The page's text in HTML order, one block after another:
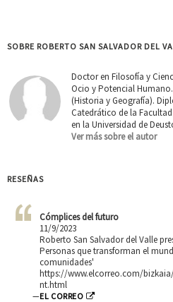
SOBRE ROBERTO SAN SALVADOR DEL
Doctor en Filosofía y
Ocio y Potencial
(Historia y Geografía).
Catedrático de la
en la Universidad de
Ver más sobre el autor
RESEÑAS
Cómplices del futuro
11/9/2023
Roberto San Salvador del Valle
Personas que transforman el
comunidades'
https://www.elcorreo.com/
nt.html
—EL CORREO